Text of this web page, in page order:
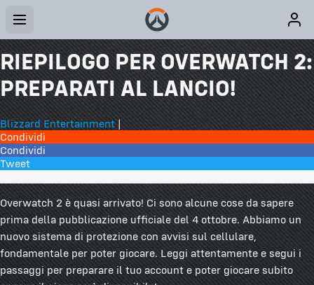
RIEPILOGO PER OVERWATCH 2:
PREPARATI AL LANCIO!
Blizzard Entertainment|
Condividi
Condividi
Tweet
Overwatch 2 è quasi arrivato! Ci sono alcune cose da sapere
prima della pubblicazione ufficiale del 4 ottobre. Abbiamo un
nuovo sistema di protezione con avvisi sul cellulare,
fondamentale per poter giocare. Leggi attentamente e segui i
passaggi per preparare il tuo account e poter giocare subito